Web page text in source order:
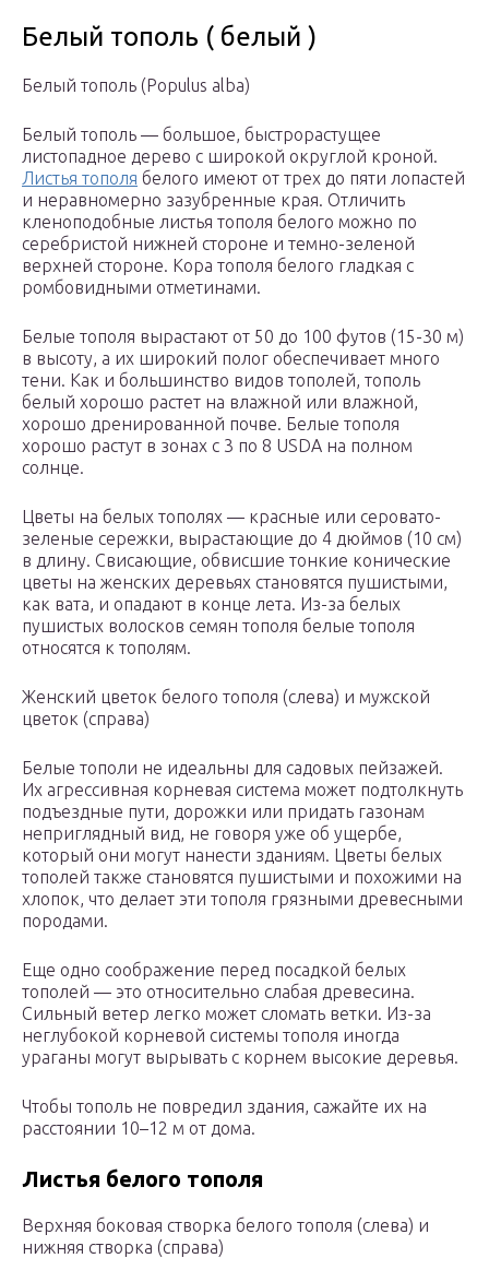
Белый тополь ( белый )
Белый тополь (Populus alba)
Белый тополь — большое, быстрорастущее
листопадное дерево с широкой округлой кроной.
Листья тополя белого имеют от трех до пяти лопастей
и неравномерно зазубренные края. Отличить
кленоподобные листья тополя белого можно по
серебристой нижней стороне и темно-зеленой
верхней стороне. Кора тополя белого гладкая с
ромбовидными отметинами.
Белые тополя вырастают от 50 до 100 футов (15-30 м)
в высоту, а их широкий полог обеспечивает много
тени. Как и большинство видов тополей, тополь
белый хорошо растет на влажной или влажной,
хорошо дренированной почве. Белые тополя
хорошо растут в зонах с 3 по 8 USDA на полном
солнце.
Цветы на белых тополях — красные или серовато-
зеленые сережки, вырастающие до 4 дюймов (10 см)
в длину. Свисающие, обвисшие тонкие конические
цветы на женских деревьях становятся пушистыми,
как вата, и опадают в конце лета. Из-за белых
пушистых волосков семян тополя белые тополя
относятся к тополям.
Женский цветок белого тополя (слева) и мужской
цветок (справа)
Белые тополи не идеальны для садовых пейзажей.
Их агрессивная корневая система может подтолкнуть
подъездные пути, дорожки или придать газонам
неприглядный вид, не говоря уже об ущербе,
который они могут нанести зданиям. Цветы белых
тополей также становятся пушистыми и похожими на
хлопок, что делает эти тополя грязными древесными
породами.
Еще одно соображение перед посадкой белых
тополей — это относительно слабая древесина.
Сильный ветер легко может сломать ветки. Из-за
неглубокой корневой системы тополя иногда
ураганы могут вырывать с корнем высокие деревья.
Чтобы тополь не повредил здания, сажайте их на
расстоянии 10–12 м от дома.
Листья белого тополя
Верхняя боковая створка белого тополя (слева) и
нижняя створка (справа)